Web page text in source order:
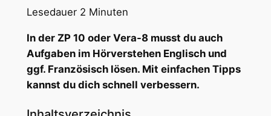
Lesedauer 2 Minuten
In der ZP 10 oder Vera-8 musst du auch
Aufgaben im Hörverstehen Englisch und
ggf. Französisch lösen. Mit einfachen Tipps
kannst du dich schnell verbessern.